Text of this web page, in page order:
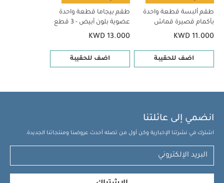
طقم ألبسة قطعة واحدة
بأكمام قصيرة قماش
عضوي بلون أبيض - 5 قطع
KWD 11.000
اضف للحقيبة
طقم بيجاما قطعة واحدة
عضوية بلون أبيض - 3 قطع
KWD 13.000
اضف للحقيبة
انضمي إلى عائلتنا
اشترك في نشرتنا الإخبارية وكن أول من تصله أحدث عروضنا ومنتجاتنا الجديدة.